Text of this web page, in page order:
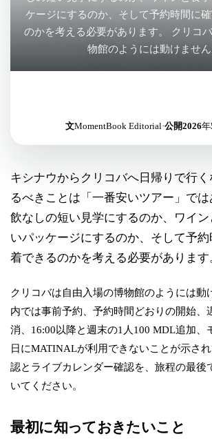
ケージにするのか、そして予約時間に
のかを考える必要があります。 クリコ
物館のようには動けません
文MomentBook Editorial·公開2026年
キシナウからクリコバへ日帰りで行
るべきことは「一番安いツアー」で
飲なしの短い見学にするのか、ワイ
いパッケージにするのか、そして予約
着できるのかを考える必要があります
クリコバは自由入場の博物館のようには動
内では事前予約、予約時間どおりの開始、
消、16:00以降と週末の1人100 MDL追加、
日にMATINALが利用できないことが示さ
認とライブカレンダー確認を、旅程の最後
いてください。
最初に知っておきたいこと